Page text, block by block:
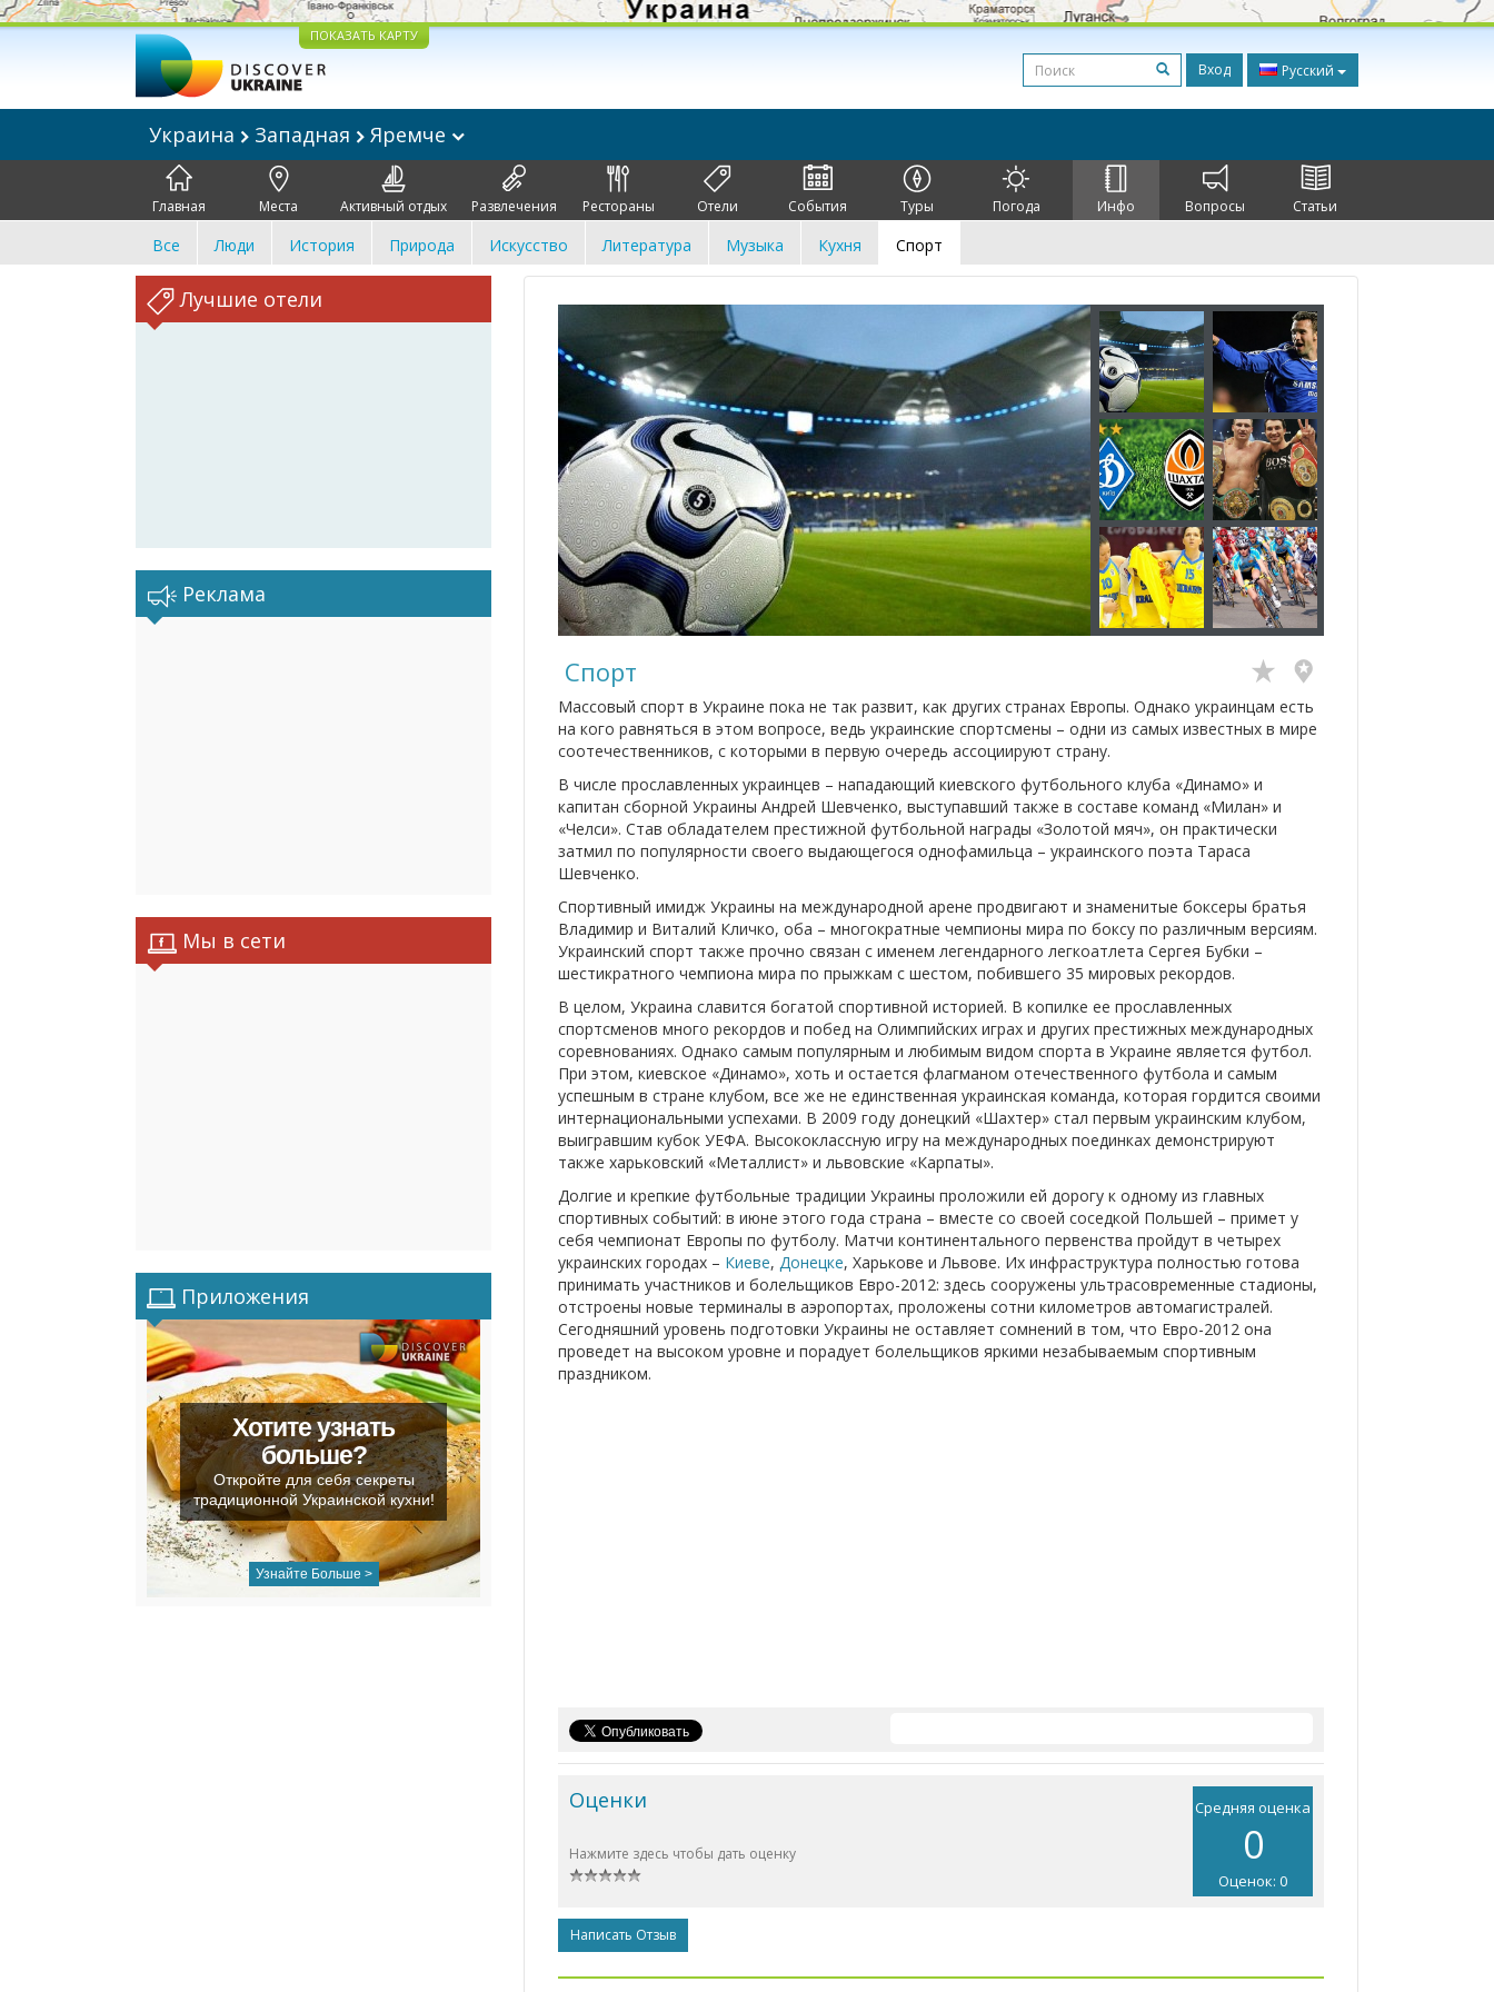
ПОКАЗАТЬ КАРТУ
Вход Русский
Украина Западная Яремче
Главная Места Активный отдых Развлечения Рестораны Отели События Туры Погода Инфо Вопросы Статьи
Все Люди История Природа Искусство Литература Музыка Кухня Спорт
Лучшие отели
Реклама
Мы в сети
Приложения
Хотите узнать
больше?
Откройте для себя секреты
традиционной Украинской кухни!
Узнайте Больше >
Спорт
Массовый спорт в Украине пока не так развит, как других странах Европы. Однако украинцам есть
на кого равняться в этом вопросе, ведь украинские спортсмены – одни из самых известных в мире
соотечественников, с которыми в первую очередь ассоциируют страну.
В числе прославленных украинцев – нападающий киевского футбольного клуба «Динамо» и
капитан сборной Украины Андрей Шевченко, выступавший также в составе команд «Милан» и
«Челси». Став обладателем престижной футбольной награды «Золотой мяч», он практически
затмил по популярности своего выдающегося однофамильца – украинского поэта Тараса
Шевченко.
Спортивный имидж Украины на международной арене продвигают и знаменитые боксеры братья
Владимир и Виталий Кличко, оба – многократные чемпионы мира по боксу по различным версиям.
Украинский спорт также прочно связан с именем легендарного легкоатлета Сергея Бубки –
шестикратного чемпиона мира по прыжкам с шестом, побившего 35 мировых рекордов.
В целом, Украина славится богатой спортивной историей. В копилке ее прославленных
спортсменов много рекордов и побед на Олимпийских играх и других престижных международных
соревнованиях. Однако самым популярным и любимым видом спорта в Украине является футбол.
При этом, киевское «Динамо», хоть и остается флагманом отечественного футбола и самым
успешным в стране клубом, все же не единственная украинская команда, которая гордится своими
интернациональными успехами. В 2009 году донецкий «Шахтер» стал первым украинским клубом,
выигравшим кубок УЕФА. Высококлассную игру на международных поединках демонстрируют
также харьковский «Металлист» и львовские «Карпаты».
Долгие и крепкие футбольные традиции Украины проложили ей дорогу к одному из главных
спортивных событий: в июне этого года страна – вместе со своей соседкой Польшей – примет у
себя чемпионат Европы по футболу. Матчи континентального первенства пройдут в четырех
украинских городах – Киеве, Донецке, Харькове и Львове. Их инфраструктура полностью готова
принимать участников и болельщиков Евро-2012: здесь сооружены ультрасовременные стадионы,
отстроены новые терминалы в аэропортах, проложены сотни километров автомагистралей.
Сегодняшний уровень подготовки Украины не оставляет сомнений в том, что Евро-2012 она
проведет на высоком уровне и порадует болельщиков яркими незабываемым спортивным
праздником.
Средняя оценка
0
Оценок: 0
Оценки
Нажмите здесь чтобы дать оценку
Написать Отзыв